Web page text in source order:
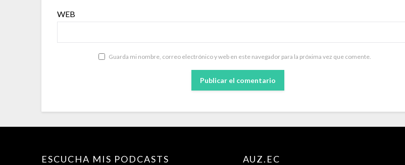
WEB
Guarda mi nombre, correo electrónico y web en este navegador para la próxima vez que comente.
ESCUCHA MIS PODCASTS AUZ.EC